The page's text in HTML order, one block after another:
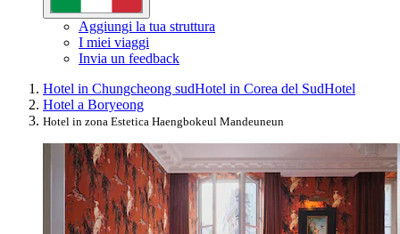
Aggiungi la tua struttura
I miei viaggi
Invia un feedback
Hotel in Chungcheong sudHotel in Corea del SudHotel
Hotel a Boryeong
Hotel in zona Estetica Haengbokeul Mandeuneun